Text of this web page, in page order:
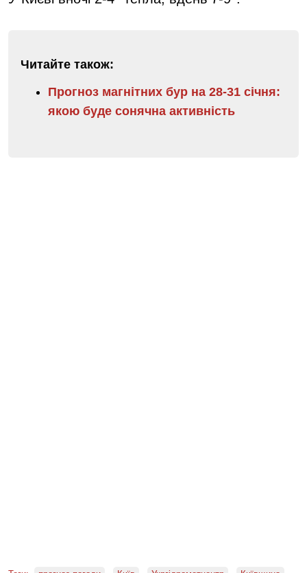
Читайте також:
Прогноз магнітних бур на 28-31 січня:
якою буде сонячна активність